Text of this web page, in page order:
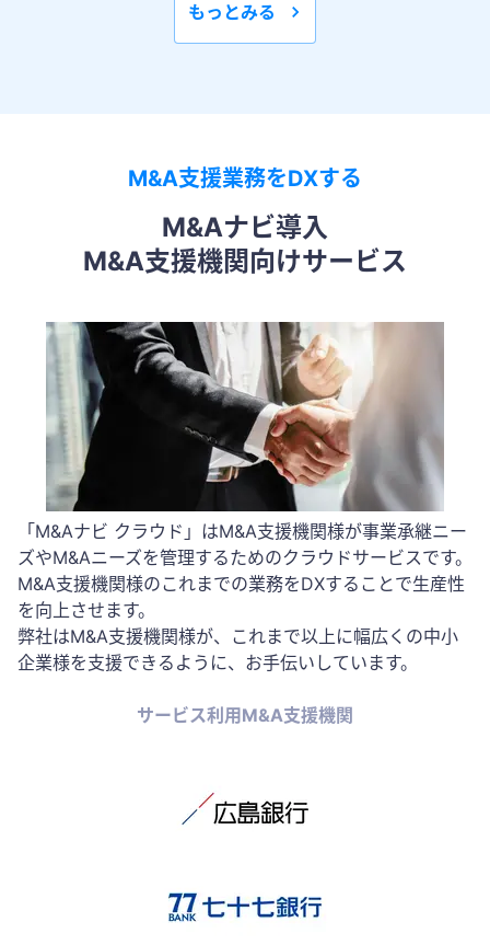
もっとみる
M&A支援業務をDXする
M&Aナビ導入
M&A支援機関向けサービス
「M&Aナビ クラウド」はM&A支援機関様が事業承継ニー
ズやM&Aニーズを管理するためのクラウドサービスです。
M&A支援機関様のこれまでの業務をDXすることで生産性
を向上させます。
弊社はM&A支援機関様が、これまで以上に幅広くの中小
企業様を支援できるように、お手伝いしています。
サービス利用M&A支援機関